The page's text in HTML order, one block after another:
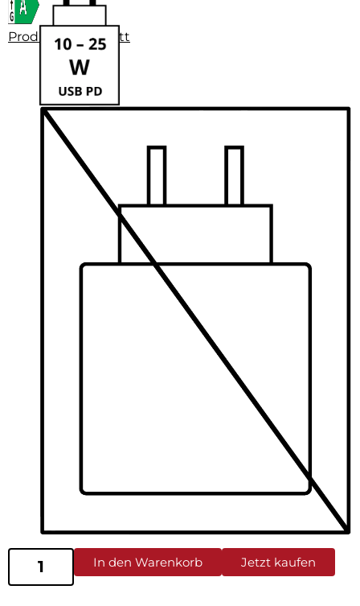
Produktdatenblatt
In den Warenkorb Jetzt kaufen